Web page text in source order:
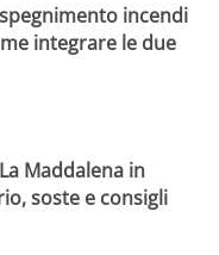
incendi
integrare le due
Maddalena in
soste e consigli